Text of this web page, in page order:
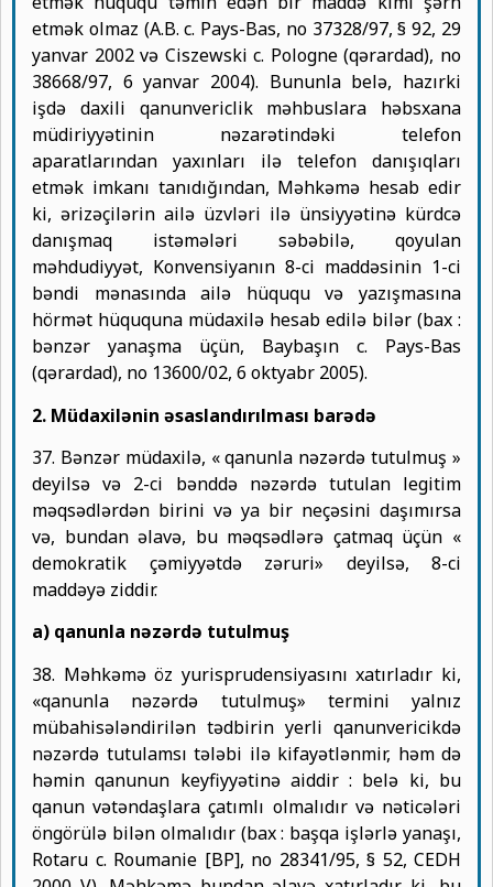
etmək olmaz (A.B. c. Pays-Bas, no 37328/97, § 92, 29
yanvar 2002 və Ciszewski c. Pologne (qərardad), no
38668/97, 6 yanvar 2004). Bununla belə, hazırki
işdə daxili qanunvericlik məhbuslara həbsxana
müdiriyyətinin nəzarətindəki telefon
aparatlarından yaxınları ilə telefon danışıqları
etmək imkanı tanıdığından, Məhkəmə hesab edir
ki, ərizəçilərin ailə üzvləri ilə ünsiyyətinə kürdcə
danışmaq istəmələri səbəbilə, qoyulan
məhdudiyyət, Konvensiyanın 8-ci maddəsinin 1-ci
bəndi mənasında ailə hüququ və yazışmasına
hörmət hüququna müdaxilə hesab edilə bilər (bax :
bənzər yanaşma üçün, Baybaşın c. Pays-Bas
(qərardad), no 13600/02, 6 oktyabr 2005).
2. Müdaxilənin əsaslandırılması barədə
37. Bənzər müdaxilə, « qanunla nəzərdə tutulmuş »
deyilsə və 2-ci bənddə nəzərdə tutulan legitim
məqsədlərdən birini və ya bir neçəsini daşımırsa
və, bundan əlavə, bu məqsədlərə çatmaq üçün «
demokratik çəmiyyətdə zəruri» deyilsə, 8-ci
maddəyə ziddir.
a) qanunla nəzərdə tutulmuş
38. Məhkəmə öz yurisprudensiyasını xatırladır ki,
«qanunla nəzərdə tutulmuş» termini yalnız
mübahisələndirilən tədbirin yerli qanunvericikdə
nəzərdə tutulamsı tələbi ilə kifayətlənmir, həm də
həmin qanunun keyfiyyətinə aiddir : belə ki, bu
qanun vətəndaşlara çatımlı olmalıdır və nəticələri
öngörülə bilən olmalıdır (bax : başqa işlərlə yanaşı,
Rotaru c. Roumanie [BP], no 28341/95, § 52, CEDH